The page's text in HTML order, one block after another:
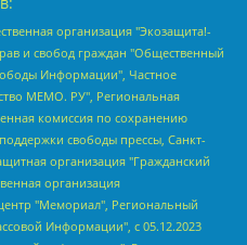
"ЖУРНАЛИСТ-ИНОСТРАННЫЙ АГЕНТ", Арапова Галина Юрьевна, Вольтская Татьяна Анатольевна, Американская компания "Mason G.E.S. Anonymous Foundation" (США), являющаяся владельцем интернет-издания https://mnews.world/, Компания "Stichting Bellingcat", зарегистрированная в Нидерландах (дата регистрации 11.07.2018), Захаров Андрей Вячеславович, Клепиковская Екатерина Дмитриевна, Общество с ограниченной ответственностью "МЕМО", Перл Роман Александрович, Симонов Евгений Алексеевич, Соловьева Елена Анатольевна, Сотников Даниил Владимирович, Сурначева Елизавета Дмитриевна, Автономная некоммерческая организация по защите прав человека и информированию населения "Якутия – Наше Мнение", Общество с ограниченной ответственностью "Москоу диджитал медиа", с 26.01.2023 Общество с ограниченной ответственностью "Чайка Белые сады", Ветошкина Валерия Валерьевна, Заговора Максим Александрович, Межрегиональное общественное движение "Российская ЛГБТ - сеть", Оленичев Максим Владимирович, Павлов Иван Юрьевич, Скворцова Елена Сергеевна, Общество с ограниченной ответственностью "Как бы инагент", Кочетков Игорь Викторович, Общество с ограниченной ответственностью "Честные выборы", Еланчик Олег Александрович, Общество с ограниченной ответственностью "Нобелевский призыв", Гималова Регина Эмилевна, Григорьев Андрей Валерьевич, Григорьева Алина Александровна, Ассоциация по содействию защите прав призывников, альтернативнослужащих и военнослужащих "Правозащитная группа "Гражданин.Армия.Право", Хисамова Регина Фаритовна, Автономная некоммерческая организация по реализации социально-правовых программ "Лилит", Дальневосточное общественное движение "Маяк", Санкт-Петербургская ЛГБТ-инициативная группа "Выход", Инициативная группа ЛГБТ+ "Реверс", Алексеев Андрей Викторович, Бекбулатова Таисия Львовна, Беляев Иван Михайлович, Владыкина Елена Сергеевна, Гельман Марат Александрович, Никульшина Вероника Юрьевна, Толоконникова Надежда Андреевна, Шендерович Виктор Анатольевич, Общество с ограниченной ответственностью "Данное сообщение", Общество с ограниченной ответственностью Издательский дом "Новая глава", Айнбиндер Александра Александровна, Московский комьюнити-центр для ЛГБТ+инициатив, Благотворительный фонд развития филантропии, Deutsche Welle (Германия, Kurt-Schumacher-Strasse 3, 53113 Bonn), Борзунова Мария Михайловна, Воробьев Виктор Викторович, Голубева Анна Львовна, Константинова Алла Михайловна, Малкова Ирина Владимировна, Мурадов Мурад Абдулгалимович, Осетинская Елизавета Николаевна, Понасенков Евгений Николаевич, Ганапольский Матвей Юрьевич, Киселев Евгений Алексеевич, Борухович Ирина Григорьевна, Дремин Иван Тимофеевич, Дубровский Дмитрий Викторович, Красноярская региональная общественная организация поддержки и развития альтернативных образовательных технологий и межкультурных коммуникаций "ИНТЕРРА", Маяковская Екатерина Алексеевна, Фейгин Марк Захарович, Филимонов Андрей Викторович, Дзугкоева Регина Николаевна, Доброхотов Роман Александрович, Дудь Юрий Александрович, Елкин Сергей Владимирович, Кругликов Кирилл Игоревич, Сабунаева Мария Леонидовна, Семенов Алексей Владимирович, Шаинян Карен Багратович, Шульман Екатерина Михайловна, Асафьев Артур Валерьевич, Вахштайн Виктор Семенович, Венедиктов Алексей Алексеевич, Лушникова Екатерина Евгеньевна, Волков Леонид Михайлович, Невзоров Александр Глебович, Пархоменко Сергей Борисович, Сироткин Ярослав Николаевич, Кара-Мурза Владимир Владимирович, Баранова Наталья Владимировна, Гозман Леонид Яковлевич, Кагарлицкий Борис Юльевич, Климарев Михаил Валерьевич, Милов Владимир Станиславович, Автономная некоммерческая организация Краснодарский центр современного искусства "Типография", Моргенштерн Алишер Тагирович, Соболь Любовь Эдуардовна, Общество с ограниченной ответственностью "ЛИЗА НОРМ", Каспаров Гарри Кимович, Ходорковский Михаил Борисович, Общество с ограниченной ответственностью "Апрельские тезисы", Данилович Ирина Брониславовна, Кашин Олег Владимирович, Петров Николай Владимирович, Пивоваров Алексей Владимирович, Соколов Михаил Владимирович, Цветкова Юлия Владимировна, Чичваркин Евгений Александрович, Комитет против пыток/Команда против пыток, Общество с ограниченной ответственностью "Первый научный", Общество с ограниченной ответственностью "Вертолет и ко", Белоцерковская Вероника Борисовна, Кац Максим Евгеньевич, Лазарева Татьяна Юрьевна, Шаведдинов Руслан Табризович, Яшин Илья Валерьевич, Общество с ограниченной ответственностью "Иноагент ААВ", Алешковский Дмитрий Петрович, Альбац Евгения Марковна, Быков Дмитрий Львович, Галямина Юлия Евгеньевна, Лойко Сергей Леонидович, Мартынов Кирилл Константинович, Медведев Сергей Александрович, Крашенинников Федор Геннадиевич, Гордеева Катерина Вл